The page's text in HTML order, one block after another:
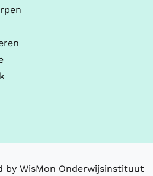
by WisMon Onderwijsinstituut